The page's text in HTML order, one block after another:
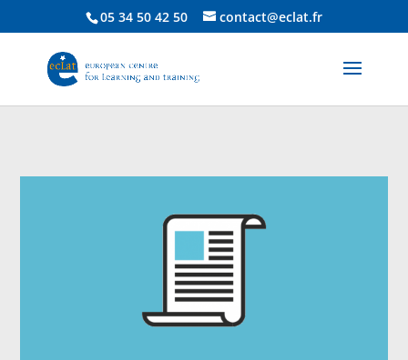
05 34 50 42 50 contact@eclat.fr